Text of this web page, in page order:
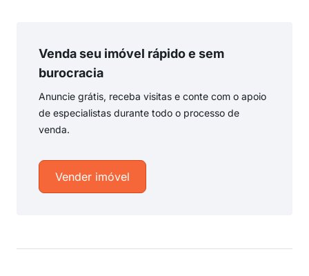
Venda seu imóvel rápido e sem
burocracia
Anuncie grátis, receba visitas e conte com o apoio
de especialistas durante todo o processo de
venda.
Vender imóvel